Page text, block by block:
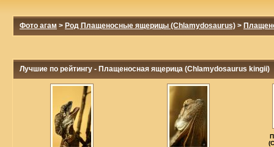
Фото агам > Род Плащеносные ящерицы (Chlamydosaurus) >
Лучшие по рейтингу - Плащеносная ящерица (Chlamydosaurus kingii)